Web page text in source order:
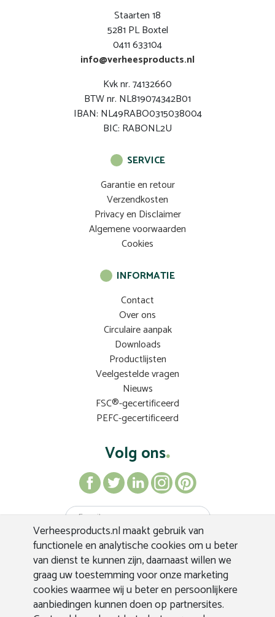
Verheesproducts.nl maakt gebruik van
functionele en analytische cookies om u beter
van dienst te kunnen zijn, daarnaast willen we
graag uw toestemming voor onze marketing
cookies waarmee wij u beter en persoonlijkere
aanbiedingen kunnen doen op partnersites.
Staarten 18
5281 PL Boxtel
0411 633104
info@verheesproducts.nl
Kvk nr. 74132660
BTW nr. NL819074342B01
IBAN: NL49RABO0315038004
BIC: RABONL2U
SERVICE
Garantie en retour
Verzendkosten
Privacy en Disclaimer
Algemene voorwaarden
Cookies
INFORMATIE
Contact
Over ons
Circulaire aanpak
Downloads
Productlijsten
Veelgestelde vragen
Nieuws
FSC®-gecertificeerd
PEFC-gecertificeerd
Volg ons
Inschrijven